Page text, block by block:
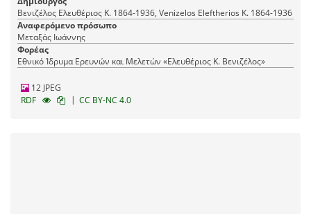
Βενιζέλος Ελευθέριος Κ. 1864-1936, Venizelos Eleftherios K. 1864-1936
Αναφερόμενο πρόσωπο
Μεταξάς Ιωάννης
Φορέας
Εθνικό Ίδρυμα Ερευνών και Μελετών «Ελευθέριος Κ. Βενιζέλος»
12 JPEG
RDF
| CC BY-NC 4.0